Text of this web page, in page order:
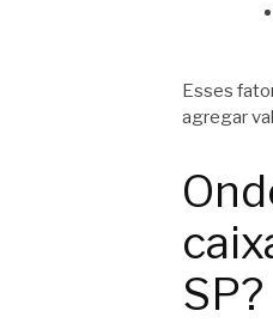
Esses
agregar
SP?